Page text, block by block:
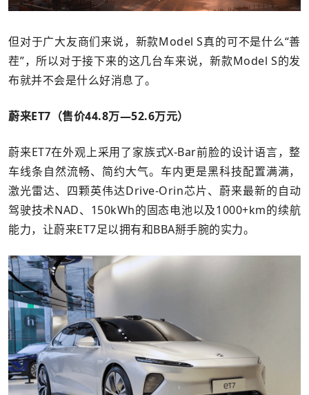
但对于广大友商们来说，新款Model S真的可不是什么“善
茬”，所以对于接下来的这几台车来说，新款Model S的发
布就并不会是什么好消息了。
蔚来ET7（售价44.8万—52.6万元）
蔚来ET7在外观上采用了家族式X-Bar前脸的设计语言，整
车线条自然流畅、简约大气。车内更是黑科技配置满满，
激光雷达、四颗英伟达Drive-Orin芯片、蔚来最新的自动
驾驶技术NAD、150kWh的固态电池以及1000+km的续航
能力，让蔚来ET7足以拥有和BBA掰手腕的实力。